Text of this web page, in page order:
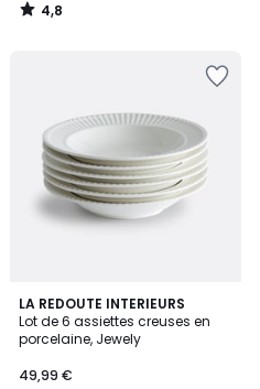
4,8
/
LA REDOUTE INTERIEURS
Lot de 6 assiettes creuses en
porcelaine, Jewely
49,99 €
4,6
/ 5